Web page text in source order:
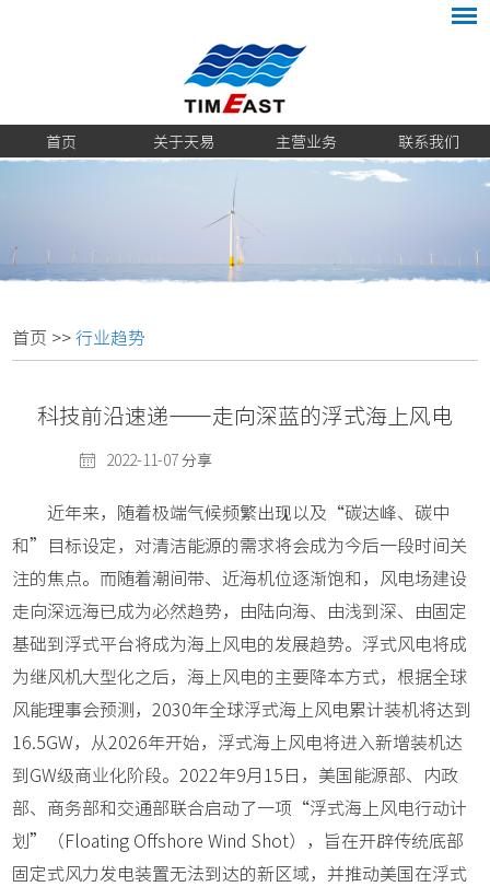
首页 关于天易 主营业务 联系我们
首页 >>行业趋势
科技前沿速递——走向深蓝的浮式海上风电
2022-11-07分享
近年来，随着极端气候频繁出现以及“碳达峰、碳中
和”目标设定，对清洁能源的需求将会成为今后一段时间关
注的焦点。而随着潮间带、近海机位逐渐饱和，风电场建设
走向深远海已成为必然趋势，由陆向海、由浅到深、由固定
基础到浮式平台将成为海上风电的发展趋势。浮式风电将成
为继风机大型化之后，海上风电的主要降本方式，根据全球
风能理事会预测，2030年全球浮式海上风电累计装机将达到
16.5GW，从2026年开始，浮式海上风电将进入新增装机达
到GW级商业化阶段。2022年9月15日，美国能源部、内政
部、商务部和交通部联合启动了一项“浮式海上风电行动计
划”（Floating Offshore Wind Shot），旨在开辟传统底部
固定式风力发电装置无法到达的新区域，并推动美国在浮式